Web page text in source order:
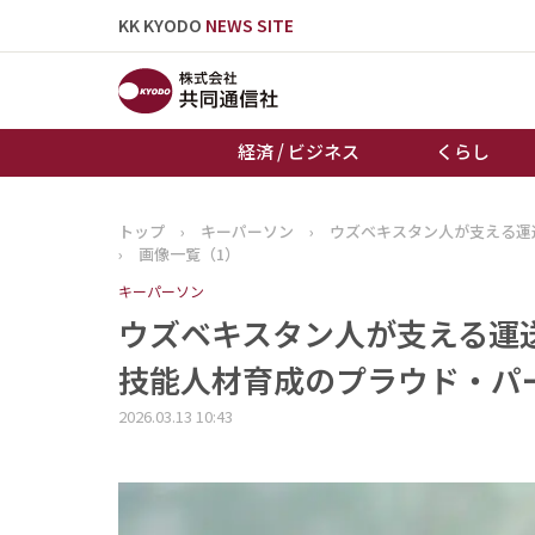
KK KYODO NEWS SITE
経済 / ビジネス くらし
トップページ
トップ › キーパーソン ›
ウズベキスタン人が支える
›
画像一覧（1）
キーパーソン
ウズベキスタン人が支える
技能人材育成のプラウド・
2026.03.13 10:43